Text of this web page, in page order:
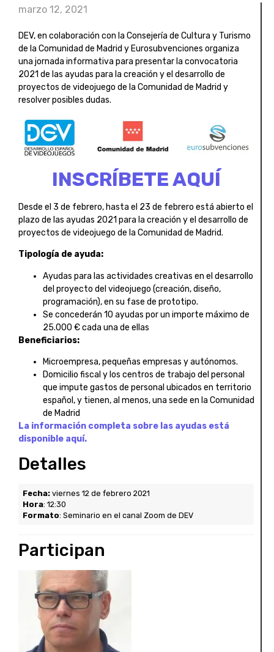
marzo 12, 2021
DEV, en colaboración con la Consejería de Cultura y Turismo
de la Comunidad de Madrid y Eurosubvenciones organiza
una jornada informativa para presentar la convocatoria
2021 de las ayudas para la creación y el desarrollo de
proyectos de videojuego de la Comunidad de Madrid y
resolver posibles dudas.
INSCRÍBETE AQUÍ
Desde el 3 de febrero, hasta el 23 de febrero está abierto el
plazo de las ayudas 2021 para la creación y el desarrollo de
proyectos de videojuego de la Comunidad de Madrid.
Tipología de ayuda:
Ayudas para las actividades creativas en el desarrollo
del proyecto del videojuego (creación, diseño,
programación), en su fase de prototipo.
Se concederán 10 ayudas por un importe máximo de
25.000 € cada una de ellas
Beneficiarios:
Microempresa, pequeñas empresas y autónomos.
Domicilio fiscal y los centros de trabajo del personal
que impute gastos de personal ubicados en territorio
español, y tienen, al menos, una sede en la Comunidad
de Madrid
La información completa sobre las ayudas está
disponible aquí.
Detalles
Fecha: viernes 12 de febrero 2021
Hora: 12:30
Formato: Seminario en el canal Zoom de DEV
Participan